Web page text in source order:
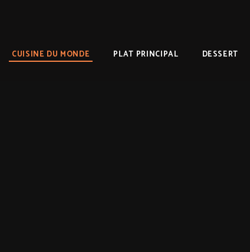
CUISINE DU MONDE PLAT PRINCIPAL DESSERT